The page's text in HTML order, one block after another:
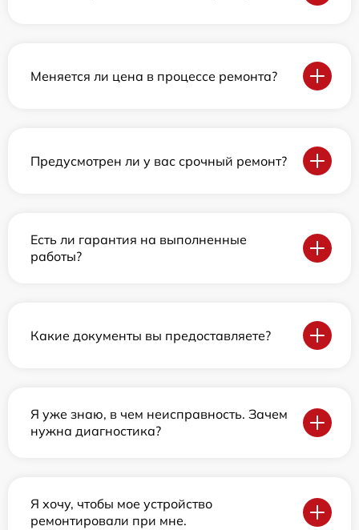
Меняется ли цена в процессе ремонта?
Предусмотрен ли у вас срочный ремонт?
Есть ли гарантия на выполненные
работы?
Какие документы вы предоставляете?
Я уже знаю, в чем неисправность. Зачем
нужна диагностика?
Я хочу, чтобы мое устройство
ремонтировали при мне.